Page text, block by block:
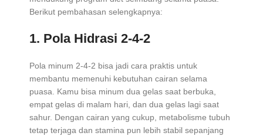
Berikut pembahasan selengkapnya:
1. Pola Hidrasi 2-4-2
Pola minum 2-4-2 bisa jadi cara praktis untuk
membantu memenuhi kebutuhan cairan selama
puasa. Kamu bisa minum dua gelas saat berbuka,
empat gelas di malam hari, dan dua gelas lagi saat
sahur. Dengan cairan yang cukup, metabolisme tubuh
tetap terjaga dan stamina pun lebih stabil sepanjang